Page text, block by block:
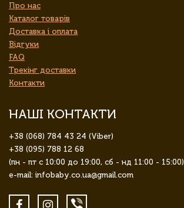
Про нас
Каталог товарів
Доставка і оплата
Відгуки
FAQ
Трекінг доставки
Контакти
НАШІ КОНТАКТИ
+38 (068) 784 43 24 (Viber)
+38 (095) 788 12 68
(пн - пт с 10:00 до 19:00, сб - нд 11:00 - 15:00)
e-mail: infobaby.co.ua@gmail.com